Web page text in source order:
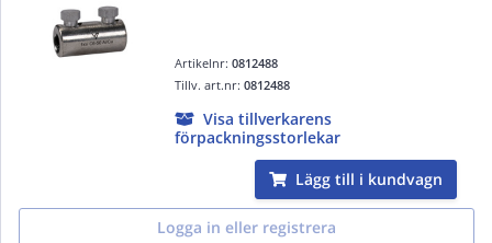
Artikelnr:0812488
Tillv. art.nr:0812488
Visa tillverkarens
förpackningsstorlekar
Lägg till i kundvagn
Logga in eller registrera